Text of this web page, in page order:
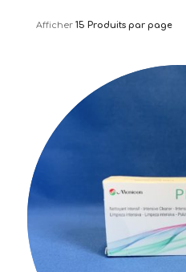
Afficher 15 Produits par page